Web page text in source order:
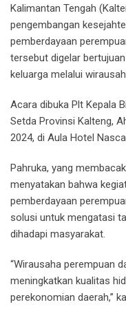
Kalimantan Tengah
pengembangan
pemberdayaan
tersebut digelar
keluarga melalui
Acara dibuka Plt Kepala
Setda Provinsi Kalteng,
2024, di Aula Hotel
Pahruka, yang
menyatakan bahwa
pemberdayaan
solusi untuk mengatasi
dihadapi masyarakat.
“Wirausaha perempuan
meningkatkan kualitas
perekonomian daerah,”